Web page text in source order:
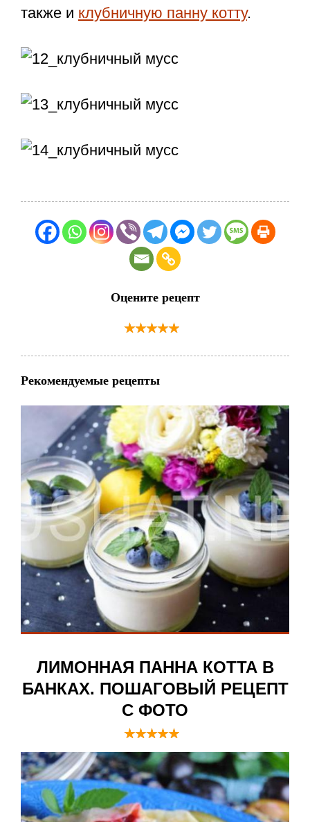
также и клубничную панну котту.
Оцените рецепт
Рекомендуемые рецепты
ЛИМОННАЯ ПАННА КОТТА В
БАНКАХ. ПОШАГОВЫЙ РЕЦЕПТ
С ФОТО